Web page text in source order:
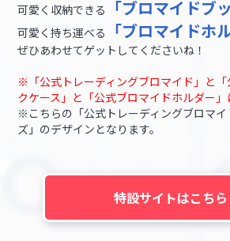
可愛く収納できる
「ブロマイドブ
可愛く持ち運べる
「ブロマイドホ
ぜひあわせてゲットしてくださいね！
※「公式トレーディングブロマイド」と「
クケース」と「公式ブロマイドホルダー」
※こちらの「公式トレーディングブロマイ
ズ」のデザインとなります。
特設サイトはこちら